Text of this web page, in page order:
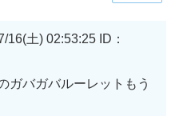
16(土) 02:53:25
ID：
ガバガバルーレットもう